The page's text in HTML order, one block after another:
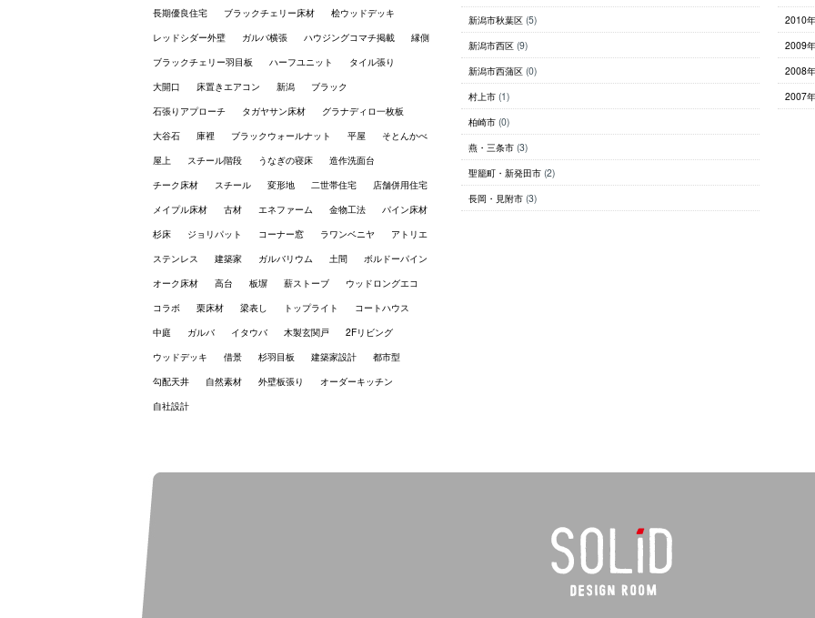
長期優良住宅
ブラックチェリー床材
桧ウッドデッキ
レッドシダー外壁
ガルバ横張 ハウジングコマチ掲載
縁側
ブラックチェリー羽目板
ハーフユニット
タイル張り
大開口
床置きエアコン 新潟
ブラック
石張りアプローチ
タガヤサン床材
グラナディロ一枚板
大谷石
庫裡 ブラックウォールナット 平屋
そとんかべ
屋上
スチール階段 うなぎの寝床
造作洗面台
チーク床材
スチール 変形地 二世帯住宅
店舗併用住宅
メイプル床材
古材 エネファーム 金物工法
パイン床材
杉床
ジョリパット コーナー窓 ラワンベニヤ
アトリエ
ステンレス
建築家 ガルバリウム 土間
ボルドーパイン
オーク床材
高台 板塀 薪ストーブ
ウッドロングエコ
コラボ
栗床材 梁表し トップライト
コートハウス
中庭
ガルバ イタウバ 木製玄関戸
2Fリビング
ウッドデッキ
借景 杉羽目板 建築家設計
都市型
勾配天井
自然素材 外壁板張り
オーダーキッチン
自社設計
新潟市秋葉区 (5)
新潟市西区 (9)
新潟市西蒲区 (0)
村上市 (1)
柏崎市 (0)
燕・三条市 (3)
聖籠町・新発田市 (2)
長岡・見附市 (3)
2010
2009
2008
2007